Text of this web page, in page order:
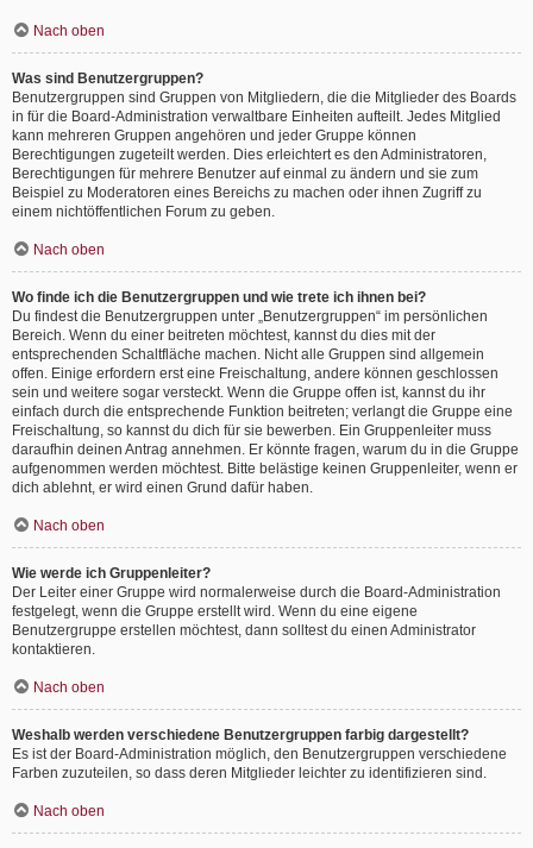
Nach oben
Was sind Benutzergruppen?
Benutzergruppen sind Gruppen von Mitgliedern, die die Mitglieder des Boards
in für die Board-Administration verwaltbare Einheiten aufteilt. Jedes Mitglied
kann mehreren Gruppen angehören und jeder Gruppe können
Berechtigungen zugeteilt werden. Dies erleichtert es den Administratoren,
Berechtigungen für mehrere Benutzer auf einmal zu ändern und sie zum
Beispiel zu Moderatoren eines Bereichs zu machen oder ihnen Zugriff zu
einem nichtöffentlichen Forum zu geben.
Nach oben
Wo finde ich die Benutzergruppen und wie trete ich ihnen bei?
Du findest die Benutzergruppen unter „Benutzergruppen“ im persönlichen
Bereich. Wenn du einer beitreten möchtest, kannst du dies mit der
entsprechenden Schaltfläche machen. Nicht alle Gruppen sind allgemein
offen. Einige erfordern erst eine Freischaltung, andere können geschlossen
sein und weitere sogar versteckt. Wenn die Gruppe offen ist, kannst du ihr
einfach durch die entsprechende Funktion beitreten; verlangt die Gruppe eine
Freischaltung, so kannst du dich für sie bewerben. Ein Gruppenleiter muss
daraufhin deinen Antrag annehmen. Er könnte fragen, warum du in die Gruppe
aufgenommen werden möchtest. Bitte belästige keinen Gruppenleiter, wenn er
dich ablehnt, er wird einen Grund dafür haben.
Nach oben
Wie werde ich Gruppenleiter?
Der Leiter einer Gruppe wird normalerweise durch die Board-Administration
festgelegt, wenn die Gruppe erstellt wird. Wenn du eine eigene
Benutzergruppe erstellen möchtest, dann solltest du einen Administrator
kontaktieren.
Nach oben
Weshalb werden verschiedene Benutzergruppen farbig dargestellt?
Es ist der Board-Administration möglich, den Benutzergruppen verschiedene
Farben zuzuteilen, so dass deren Mitglieder leichter zu identifizieren sind.
Nach oben